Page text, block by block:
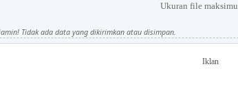
Ukuran file
Tidak ada data yang dikirimkan atau disimpan.
Iklan